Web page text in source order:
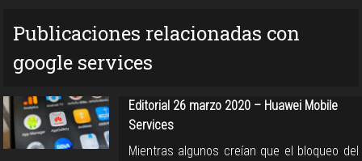
Publicaciones relacionadas con
google services
Editorial 26 marzo 2020 – Huawei Mobile
Services
Mientras algunos creían que el bloqueo del